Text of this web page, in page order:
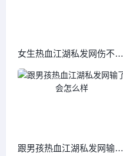
女生热血江湖私发网伤不起
怎么办
跟男孩热血江湖私发网输了